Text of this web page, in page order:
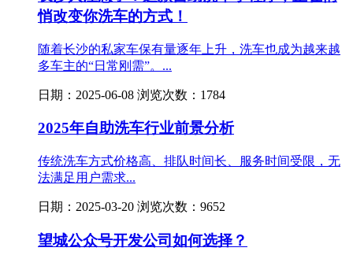
悄改变你洗车的方式！
随着长沙的私家车保有量逐年上升，洗车也成为越来越
多车主的“日常刚需”。...
日期：2025-06-08 浏览次数：1784
2025年自助洗车行业前景分析
传统洗车方式价格高、排队时间长、服务时间受限，无
法满足用户需求...
日期：2025-03-20 浏览次数：9652
望城公众号开发公司如何选择？